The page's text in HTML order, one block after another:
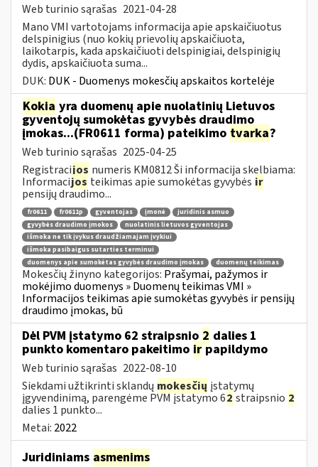
Web turinio sąrašas 2021-04-28
Mano VMI vartotojams informacija apie apskaičiuotus
delspinigius (nuo kokių prievolių apskaičiuota,
laikotarpis, kada apskaičiuoti delspinigiai, delspinigių
dydis, apskaičiuota suma...
DUK: DUK - Duomenys mokesčių apskaitos kortelėje
Kokia yra duomenų apie nuolatinių Lietuvos
gyventojų sumokėtas gyvybės draudimo
įmokas...(FR0611 forma) pateikimo tvarka?
Web turinio sąrašas 2025-04-25
Registracijos numeris KM0812 Ši informacija skelbiama:
Informacijosteikimas apie sumokėtas gyvybės ir
pensijų draudimo...
fr0611 fr0611p gyventojas įmonė
juridinis asmuo
gyvybės draudimo įmokos
nuolatinis lietuvos gyventojas
išmoka ne tik įvykus draudžiamajam įvykiui
išmoka pasibaigus sutarties terminui
duomenys apie sumokėtas gyvybės draudimo įmokas
duomenų teikimas
Mokesčių žinyno kategorijos: Prašymai, pažymos ir
mokėjimo duomenys » Duomenų teikimas VMI »
Informacijos teikimas apie sumokėtas gyvybės ir pensijų
draudimo įmokas, bū
Dėl PVM įstatymo 62 straipsnio 2 dalies 1
punkto komentaro pakeitimo irpapildymo
Web turinio sąrašas 2022-08-10
Siekdami užtikrinti sklandų mokesčių įstatymų
įgyvendinimą, parengėme PVM įstatymo 62 straipsnio 2
dalies 1 punkto...
Metai: 2022
Juridiniams asmenims